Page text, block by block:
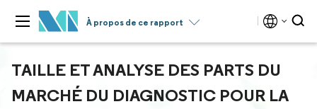
À propos de ce rapport
TAILLE ET ANALYSE DES PARTS DU
MARCHÉ DU DIAGNOSTIC POUR LA